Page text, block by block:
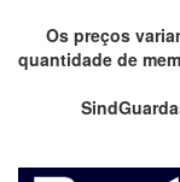
Os preços
quantidade de